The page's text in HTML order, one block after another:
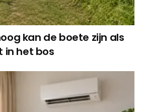
kan de boete zijn als
in het bos